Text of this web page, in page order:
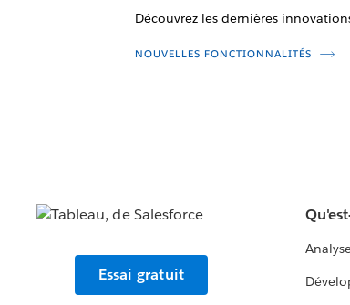
Découvrez les dernières
NOUVELLES FONCTIONNALITÉS
Essai gratuit